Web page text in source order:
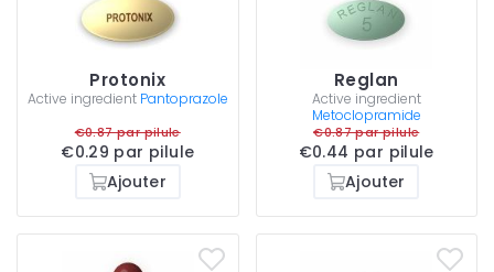
Protonix
Active ingredient Pantoprazole
€0.87 par pilule
€0.29 par pilule
Ajouter
Reglan
Active ingredient
Metoclopramide
€0.87 par pilule
€0.44 par pilule
Ajouter